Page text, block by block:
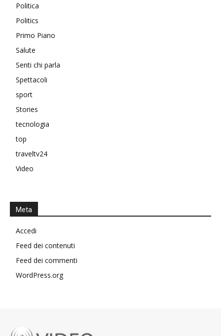
Politica
Politics
Primo Piano
Salute
Senti chi parla
Spettacoli
sport
Stories
tecnologia
top
traveltv24
Video
Meta
Accedi
Feed dei contenuti
Feed dei commenti
WordPress.org